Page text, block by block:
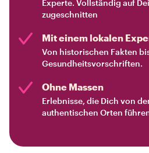
Experte. Vollständig auf
zugeschnitten
Mit einem lokalen
Von historischen Fakten
Gesundheitsvorschriften.
Ohne Massen
Erlebnisse, die Dich von
authentischen Orten